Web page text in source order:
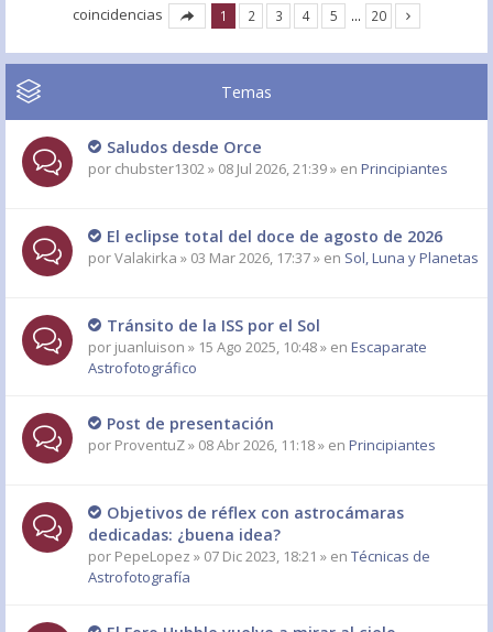
coincidencias 1 2 3 4 5 … 20
Temas
Saludos desde Orce
por chubster1302» 08 Jul 2026, 21:39 » en Principiantes
El eclipse total del doce de agosto de 2026
porValakirka » 03 Mar 2026, 17:37 » en Sol, Luna y Planetas
Tránsito de la ISS por el Sol
por juanluison » 15 Ago 2025, 10:48 » en Escaparate
Astrofotográfico
Post de presentación
por ProventuZ» 08 Abr 2026, 11:18 » en Principiantes
Objetivos de réflex con astrocámaras
dedicadas: ¿buena idea?
por PepeLopez » 07 Dic 2023, 18:21 » en Técnicas de
Astrofotografía